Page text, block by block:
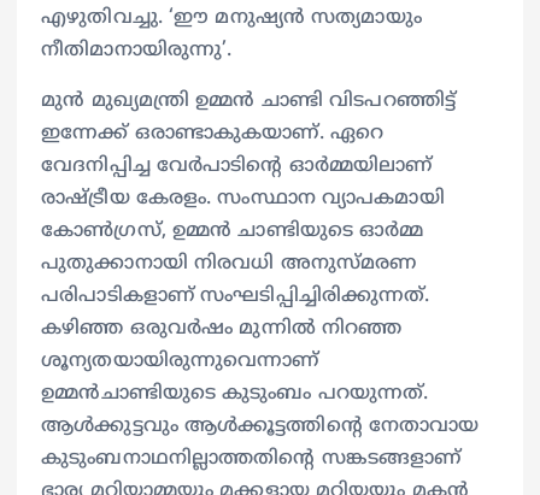
എഴുതിവച്ചു. ‘ഈ മനുഷ്യന്‍ സത്യമായും
നീതിമാനായിരുന്നു’.
മുൻ മുഖ്യമന്ത്രി ഉമ്മൻ ചാണ്ടി വിടപറഞ്ഞിട്ട്
ഇന്നേക്ക് ഒരാണ്ടാകുകയാണ്. ഏറെ
വേദനിപ്പിച്ച വേർപാടിന്‍റെ ഓർമ്മയിലാണ്
രാഷ്ട്രീയ കേരളം. സംസ്ഥാന വ്യാപകമായി
കോൺഗ്രസ്, ഉമ്മൻ ചാണ്ടിയുടെ ഓർമ്മ
പുതുക്കാനായി നിരവധി അനുസ്മരണ
പരിപാടികളാണ് സംഘടിപ്പിച്ചിരിക്കുന്നത്.
കഴിഞ്ഞ ഒരുവർഷം മുന്നിൽ നിറഞ്ഞ
ശൂന്യതയായിരുന്നുവെന്നാണ്
ഉമ്മൻചാണ്ടിയുടെ കുടുംബം പറയുന്നത്.
ആൾക്കുട്ടവും ആൾക്കൂട്ടത്തിന്‍റെ നേതാവായ
കുടുംബനാഥനില്ലാത്തതിന്‍റെ സങ്കടങ്ങളാണ്